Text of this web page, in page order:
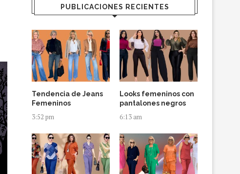
PUBLICACIONES RECIENTES
Tendencia de Jeans
Femeninos
3:52 pm
Looks femeninos con
pantalones negros
6:13 am